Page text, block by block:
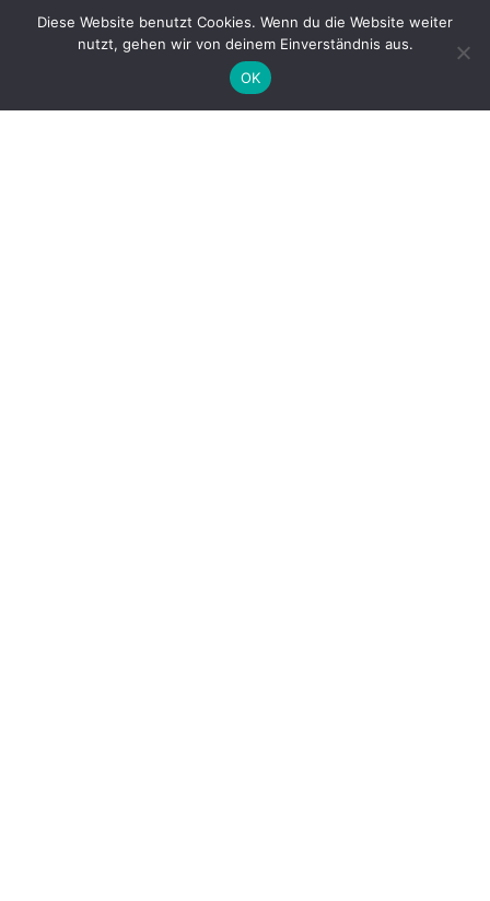
Benach­rich­ti­gung per Mail oder das gute alteRSS.
Diese Website benutzt Cookies. Wenn du die Website weiter
nutzt, gehen wir von deinem Einverständnis aus.
OK